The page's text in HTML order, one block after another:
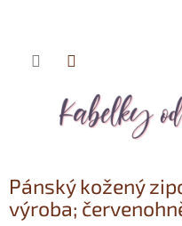
Přejít
Pánský kožený
výroba;